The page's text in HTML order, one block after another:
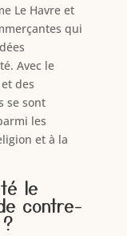
Le Havre et
qui
Avec le
des
se sont
les
et à la
le
contre-